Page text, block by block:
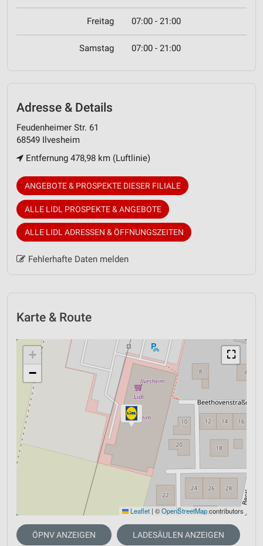
Freitag 07:00 - 21:00
Samstag 07:00 - 21:00
Adresse & Details
Feudenheimer Str. 61
68549 Ilvesheim
Entfernung 478,98 km (Luftlinie)
ANGEBOTE & PROSPEKTE DIESER FILIALE
ALLE LIDL PROSPEKTE & ANGEBOTE
ALLE LIDL ADRESSEN & ÖFFNUNGSZEITEN
Fehlerhafte Daten melden
Karte & Route
⛶
+
−
Leaflet | ©OpenStreetMapcontributors
ÖPNV ANZEIGEN LADESÄULEN ANZEIGEN